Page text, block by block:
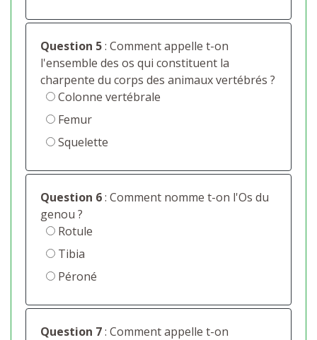
Question 5: Comment appelle t-on
l'ensemble des os qui constituent la
charpente du corps des animaux vertébrés ?
Colonne vertébrale
Femur
Squelette
Question 6: Comment nomme t-on l'Os du
genou ?
Rotule
Tibia
Péroné
Question 7: Comment appelle t-on